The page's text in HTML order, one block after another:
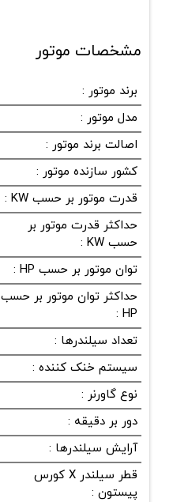
مشخصات موتور
برند موتور :
مدل موتور :
اصالت برند موتور :
کشور سازنده موتور :
قدرت موتور بر حسب KW
:
حداکثر قدرت موتور بر
حسب KW
:
توان موتور بر حسب HP :
حداکثر توان موتور بر حسب
HP
:
تعداد سیلندرها :
سیستم خنک کننده :
نوع گاورنر :
دور بر دقیقه :
آرایش سیلندرها :
قطر سیلندر X کورس
پیستون :